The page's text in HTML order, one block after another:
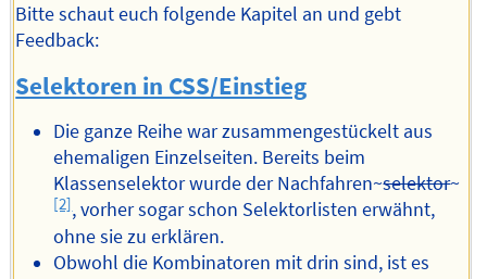
Bitte schaut euch folgende Kapitel an und gebt
Feedback:
Selektoren in CSS/Einstieg
Die ganze Reihe war zusammengestückelt aus
ehemaligen Einzelseiten. Bereits beim
Klassenselektor wurde der Nachfahren~selektor~
[2], vorher sogar schon Selektorlisten erwähnt,
ohne sie zu erklären.
Obwohl die Kombinatoren mit drin sind, ist es